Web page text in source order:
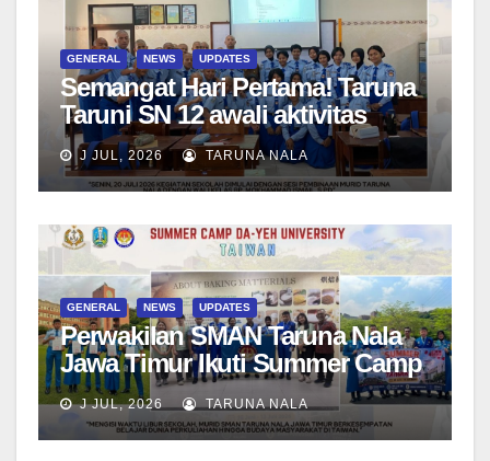
GENERAL NEWS UPDATES
Semangat Hari Pertama! Taruna
Taruni SN 12 awali aktivitas
bersama Wali Kelas dan Tes
Asesmen Diagnostik
J JUL, 2026 TARUNA NALA
GENERAL NEWS UPDATES
Perwakilan SMAN Taruna Nala
Jawa Timur Ikuti Summer Camp
di Da-Yeh University, Taiwan
J JUL, 2026 TARUNA NALA